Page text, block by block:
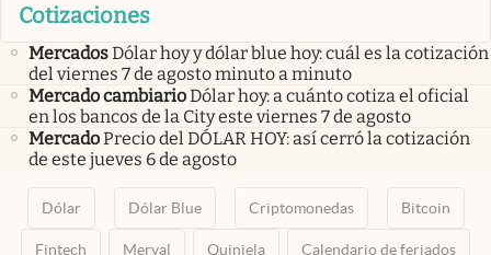
Cotizaciones
MercadosDólar hoy y dólar blue hoy: cuál es la cotización
del viernes 7 de agosto minuto a minuto
Mercado cambiarioDólar hoy: a cuánto cotiza el oficial
en los bancos de la City este viernes 7 de agosto
MercadoPrecio del DÓLAR HOY: así cerró la cotización
de este jueves 6 de agosto
Dólar Dólar Blue Criptomonedas Bitcoin
Fintech Merval Quiniela Calendario de feriados